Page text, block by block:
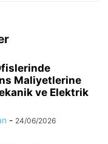
Maliyetlerine
ve Elektrik
- 24/06/2026